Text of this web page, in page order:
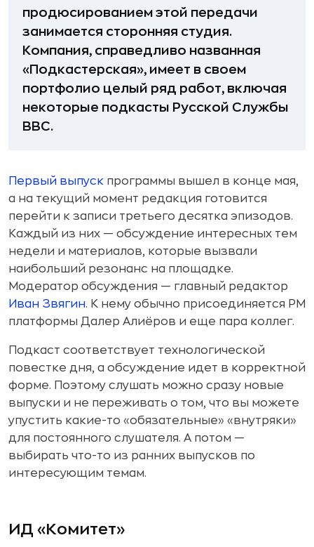
продюсированием этой передачи
занимается сторонняя студия.
Компания, справедливо названная
«Подкастерская», имеет в своем
портфолио целый ряд работ, включая
некоторые подкасты Русской Службы
BBC.
Первый выпуск программы вышел в конце мая,
а на текущий момент редакция готовится
перейти к записи третьего десятка эпизодов.
Каждый из них — обсуждение интересных тем
недели и материалов, которые вызвали
наибольший резонанс на площадке.
Модератор обсуждения — главный редактор
Иван Звягин. К нему обычно присоединяется PM
платформы Далер Алиёров и еще пара коллег.
Подкаст соответствует технологической
повестке дня, а обсуждение идет в корректной
форме. Поэтому слушать можно сразу новые
выпуски и не переживать о том, что вы можете
упустить какие-то «обязательные» «внутряки»
для постоянного слушателя. А потом —
выбирать что-то из ранних выпусков по
интересующим темам.
ИД «Комитет»